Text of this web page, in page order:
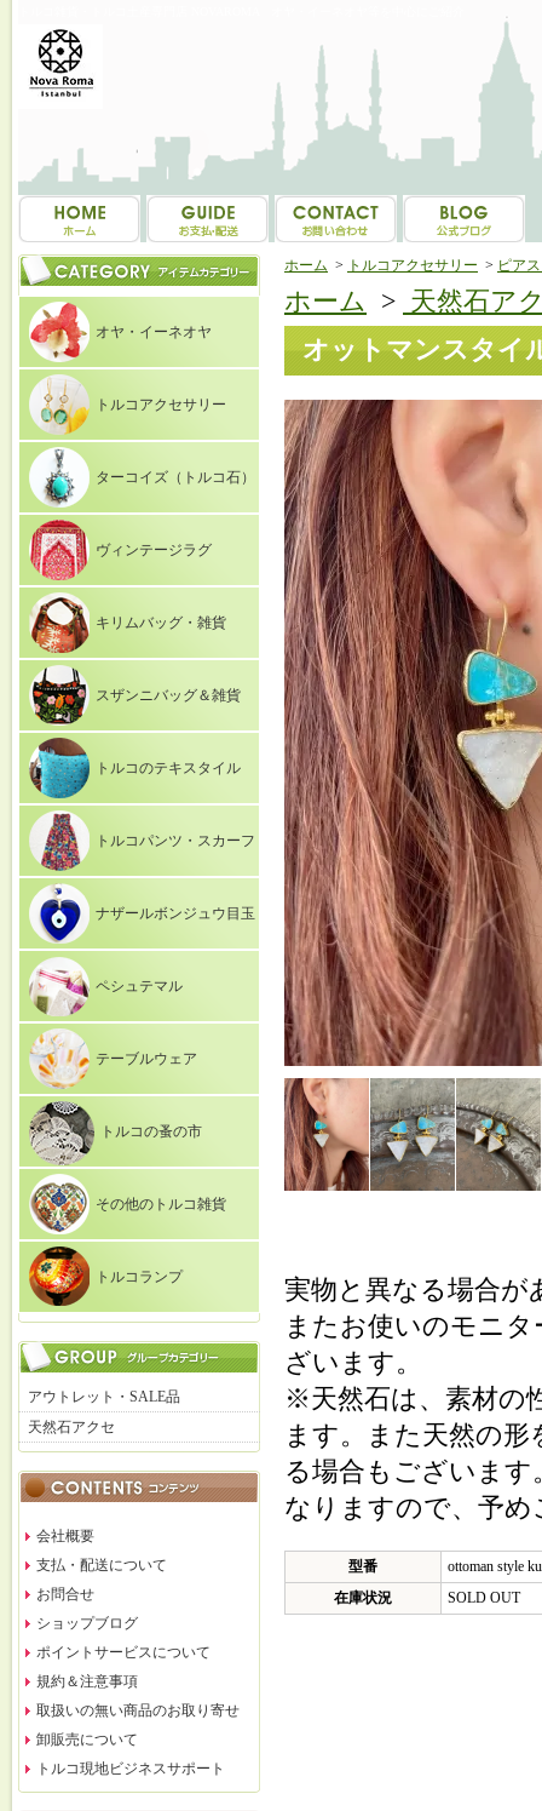
オヤ・イーネオヤ
トルコアクセサリー
ターコイズ（トルコ石）
ヴィンテージラグ
キリムバッグ・雑貨
スザンニバッグ＆雑貨
トルコのテキスタイル
トルコパンツ・スカーフ
ナザールボンジュウ目玉
ペシュテマル
テーブルウェア
トルコの蚤の市
その他のトルコ雑貨
トルコランプ
アウトレット・SALE品
天然石アクセ
会社概要
支払・配送について
お問合せ
ショップブログ
ポイントサービスについて
規約＆注意事項
取扱いの無い商品のお取り寄せ
卸販売について
トルコ現地ビジネスサポート
ホーム > トルコアクセサリー > ピア
ホーム > 天然石ア
オットマンスタイ
実物と異なる場合が
またお使いのモニ
ざいます。
※天然石は、素材の
ます。また天然の
る場合もございま
なりますので、予
型番
ottoman style
在庫状況
SOLD OUT